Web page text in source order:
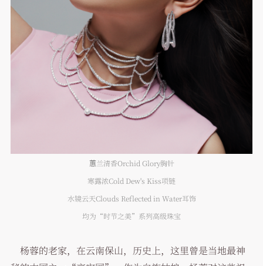
蕙兰清香Orchid Glory胸针
寒露浓Cold Dew's Kiss项链
水镜云天Clouds Reflected in Water耳饰
均为“时节之美”系列高级珠宝
杨蓉的老家，在云南保山，历史上，这里曾是当地最神